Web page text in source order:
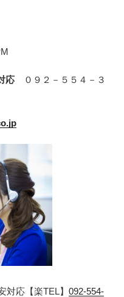
応
０９２－５５４－３
対応【楽TEL】 092-554-